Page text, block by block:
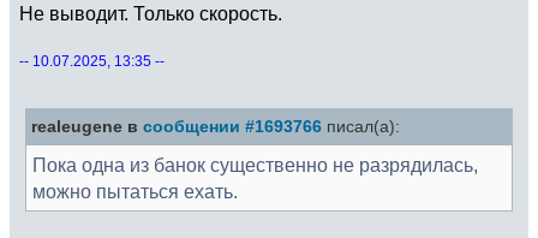
Не выводит. Только скорость.
-- 10.07.2025, 13:35 --
realeugene в сообщении #1693766 писал(а):
Пока одна из банок существенно не разрядилась,
можно пытаться ехать.